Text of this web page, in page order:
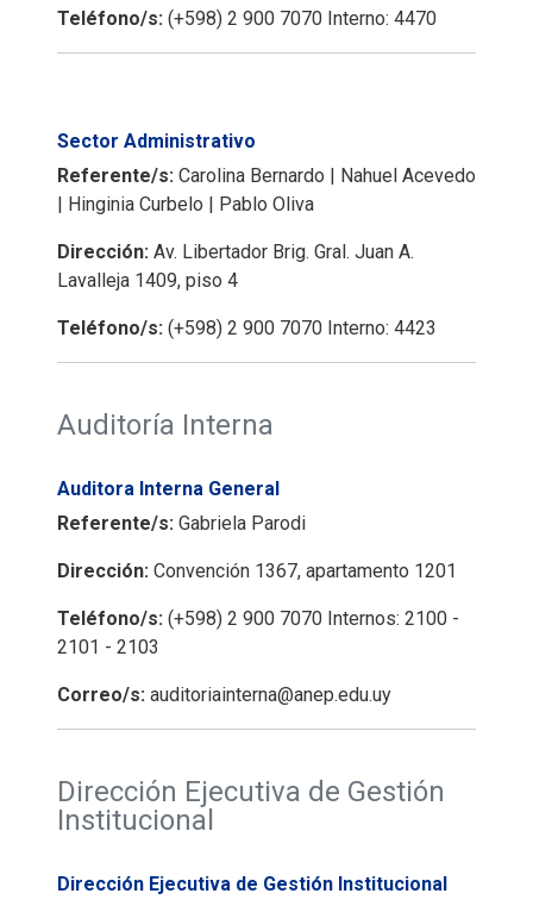
Teléfono/s: (+598) 2 900 7070 Interno: 4470
Sector Administrativo
Referente/s: Carolina Bernardo | Nahuel Acevedo
| Hinginia Curbelo | Pablo Oliva
Dirección: Av. Libertador Brig. Gral. Juan A.
Lavalleja 1409, piso 4
Teléfono/s: (+598) 2 900 7070 Interno: 4423
Auditoría Interna
Auditora Interna General
Referente/s: Gabriela Parodi
Dirección: Convención 1367, apartamento 1201
Teléfono/s: (+598) 2 900 7070 Internos: 2100 -
2101 - 2103
Correo/s: auditoriainterna@anep.edu.uy
Dirección Ejecutiva de Gestión
Institucional
Dirección Ejecutiva de Gestión Institucional